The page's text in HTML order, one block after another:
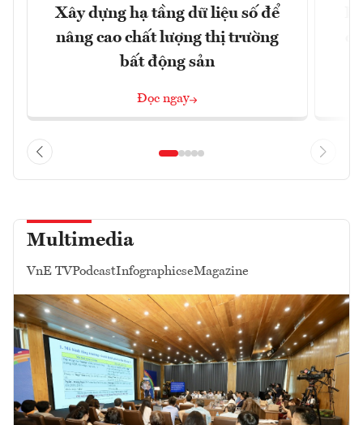
Xây dựng hạ tầng dữ liệu số để
nâng cao chất lượng thị trường
bất động sản
Đọc ngay
Multimedia
VnE TVPodcastInfographicseMagazine